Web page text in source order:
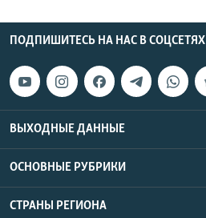
ПОДПИШИТЕСЬ НА НАС В СОЦСЕТЯХ
ВЫХОДНЫЕ ДАННЫЕ
ОСНОВНЫЕ РУБРИКИ
СТРАНЫ РЕГИОНА